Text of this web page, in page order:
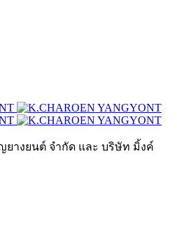
ยางยนต์ จำกัด และ บริษัท มิ้งค์